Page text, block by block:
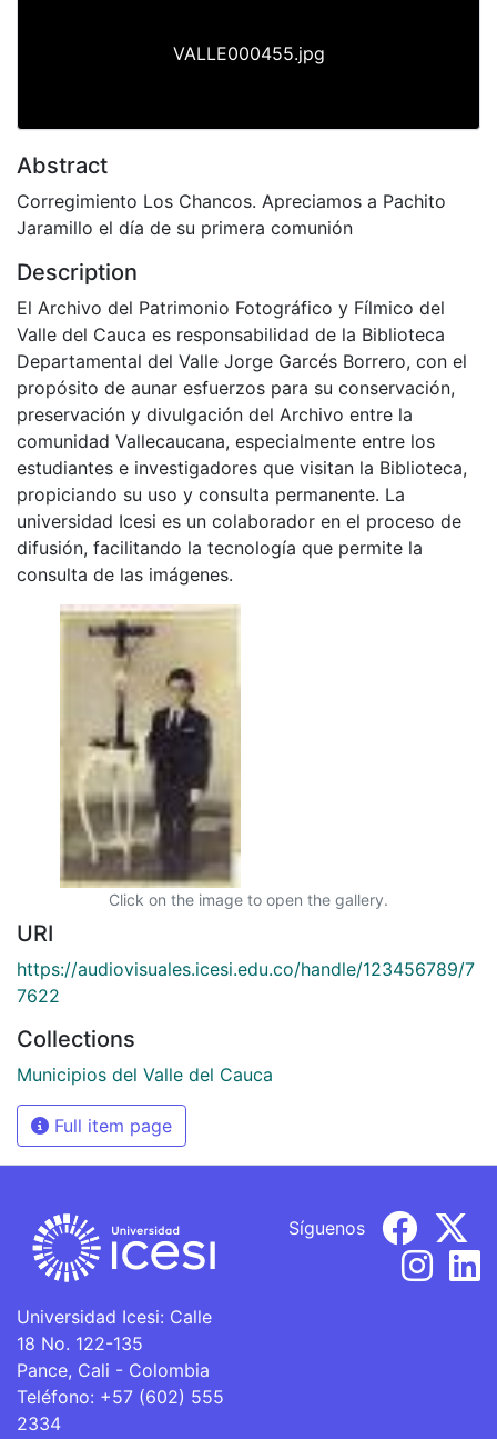
VALLE000455.jpg
Abstract
Corregimiento Los Chancos. Apreciamos a Pachito
Jaramillo el día de su primera comunión
Description
El Archivo del Patrimonio Fotográfico y Fílmico del
Valle del Cauca es responsabilidad de la Biblioteca
Departamental del Valle Jorge Garcés Borrero, con el
propósito de aunar esfuerzos para su conservación,
preservación y divulgación del Archivo entre la
comunidad Vallecaucana, especialmente entre los
estudiantes e investigadores que visitan la Biblioteca,
propiciando su uso y consulta permanente. La
universidad Icesi es un colaborador en el proceso de
difusión, facilitando la tecnología que permite la
consulta de las imágenes.
Click on the image to open the gallery.
URI
https://audiovisuales.icesi.edu.co/handle/123456789/7
7622
Collections
Municipios del Valle del Cauca
Full item page
Universidad Icesi: Calle
18 No. 122-135
Pance, Cali - Colombia
Teléfono: +57 (602) 555
2334
Síguenos